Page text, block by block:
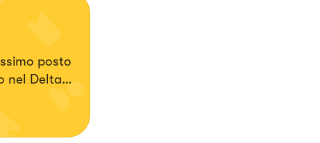
posto
nel Delta
e